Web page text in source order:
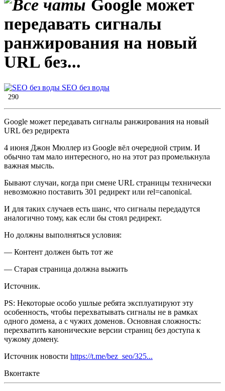
Google может
передавать сигналы
ранжирования на новый
URL без...
SEO без воды
290
Google может передавать сигналы ранжирования на новый
URL без редиректа
4 июня Джон Мюллер из Google вёл очередной стрим. И
обычно там мало интересного, но на этот раз промелькнула
важная мысль.
Бывают случаи, когда при смене URL страницы технически
невозможно поставить 301 редирект или rel=canonical.
И для таких случаев есть шанс, что сигналы передадутся
аналогично тому, как если бы стоял редирект.
Но должны выполняться условия:
— Контент должен быть тот же
— Старая страница должна выжить
Источник.
PS: Некоторые особо ушлые ребята эксплуатируют эту
особенность, чтобы перехватывать сигналы не в рамках
одного домена, а с чужих доменов. Основная сложность:
перехватить канонические версии страниц без доступа к
чужому домену.
Источник новости https://t.me/bez_seo/325...
Вконтакте